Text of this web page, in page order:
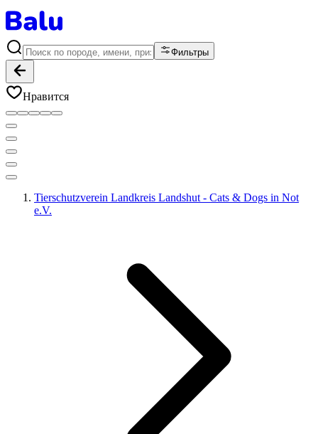
Фильтры
Нравится
Tierschutzverein Landkreis Landshut - Cats & Dogs in Not
e.V.